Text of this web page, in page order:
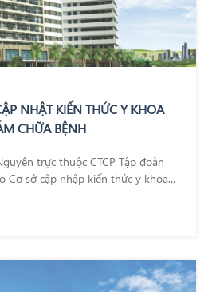
NHẬT KIẾN THỨC Y KHOA
CHỮA BỆNH
trực thuộc CTCP Tập đoàn
Cơ sở cập nhập kiến thức y khoa...